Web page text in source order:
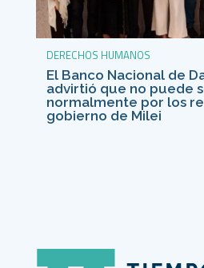
DERECHOS HUMANOS
El Banco Nacional de
advirtió que no puede
normalmente por los
gobierno de Milei